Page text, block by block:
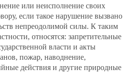
или неисполнение своих
если такое нарушение вызвано
непреодолимой силы. К таким
относятся: запретительные
власти и акты
пожар, наводнение,
действия и другие природные